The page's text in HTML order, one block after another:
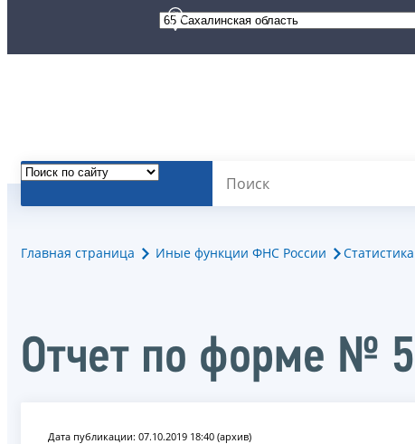
Главная страница Иные функции ФНС России
Отчет по форме №
Дата публикации: 07.10.2019 18:40 (архив)